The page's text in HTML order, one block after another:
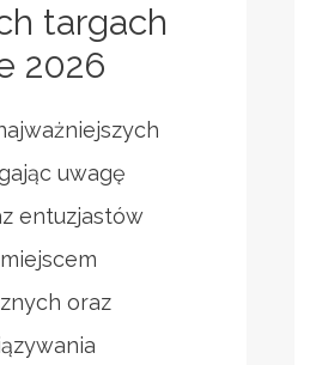
targach
2026
uwagę
entuzjastów
oraz